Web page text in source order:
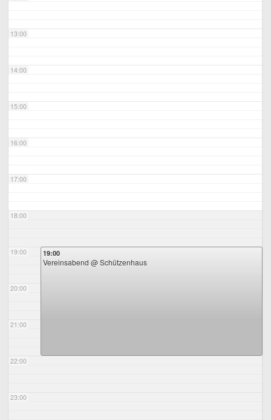
13:00
14:00
15:00
16:00
17:00
18:00
19:00
20:00
21:00
22:00
23:00
19:00
Vereinsabend@ Schützenhaus